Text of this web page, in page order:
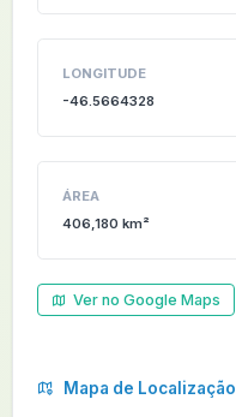
LONGITUDE
-46.5664328
ÁREA
406,180 km²
Ver no Google Maps
Mapa de Localização